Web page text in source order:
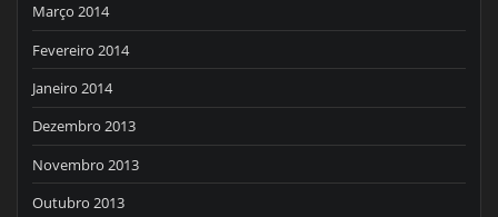
Março 2014
Fevereiro 2014
Janeiro 2014
Dezembro 2013
Novembro 2013
Outubro 2013